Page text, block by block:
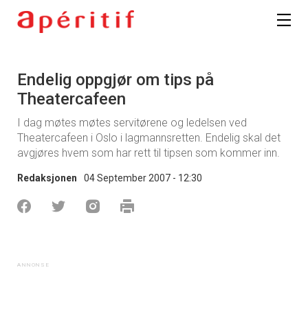
Endelig oppgjør om tips på
Theatercafeen
I dag møtes møtes servitørene og ledelsen ved
Theatercafeen i Oslo i lagmannsretten. Endelig skal det
avgjøres hvem som har rett til tipsen som kommer inn.
Redaksjonen 04 September 2007 - 12:30